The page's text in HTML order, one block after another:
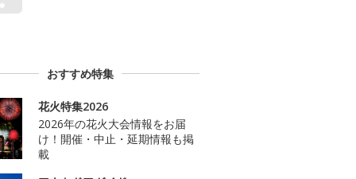
おすすめ特集
花火特集2026
2026年の花火大会情報をお届
け！開催・中止・延期情報も掲
載